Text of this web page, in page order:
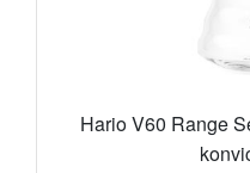
Hario V60 Range